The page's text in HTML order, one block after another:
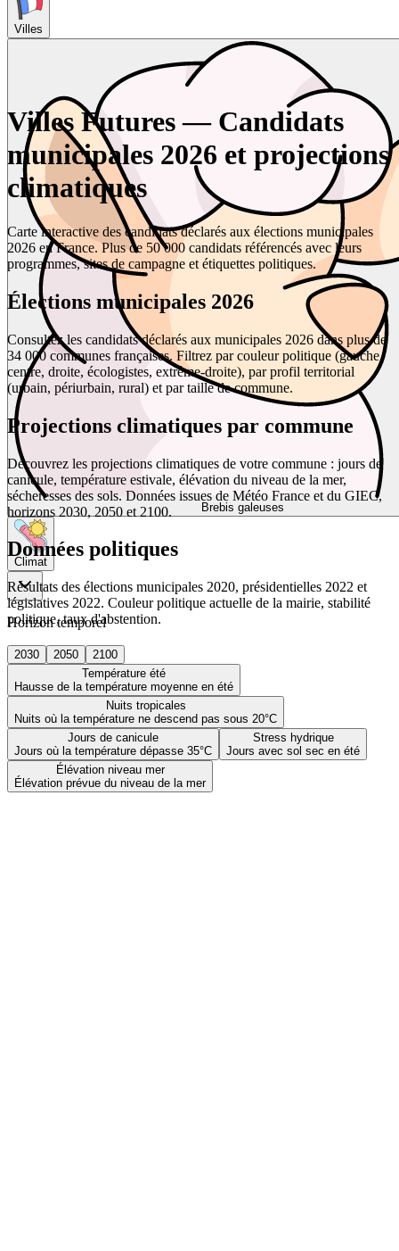
Villes
Brebis galeuses
Climat
Horizon temporel
2030 2050
2100
Température été
Hausse de la température moyenne en été
Nuits tropicales
Nuits où la température ne descend pas sous 20°C
Jours de canicule
Jours où la température dépasse 35°C
Stress hydrique
Jours avec sol sec en été
Élévation niveau mer
Élévation prévue du niveau de la mer
Villes Futures — Candidats
municipales 2026 et projections
climatiques
Carte interactive des candidats déclarés aux élections municipales
2026 en France. Plus de 50 000 candidats référencés avec leurs
programmes, sites de campagne et étiquettes politiques.
Élections municipales 2026
Consultez les candidats déclarés aux municipales 2026 dans plus de
34 000 communes françaises. Filtrez par couleur politique (gauche,
centre, droite, écologistes, extrême-droite), par profil territorial
(urbain, périurbain, rural) et par taille de commune.
Projections climatiques par commune
Découvrez les projections climatiques de votre commune : jours de
canicule, température estivale, élévation du niveau de la mer,
sécheresses des sols. Données issues de Météo France et du GIEC,
horizons 2030, 2050 et 2100.
Données politiques
Résultats des élections municipales 2020, présidentielles 2022 et
législatives 2022. Couleur politique actuelle de la mairie, stabilité
politique, taux d'abstention.